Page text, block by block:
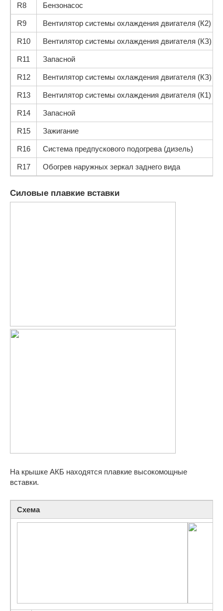
R8 Бензонасос
R9 Вентилятор системы охлаждения двигателя (К2)
R10 Вентилятор системы охлаждения двигателя (КЗ)
R11 Запасной
R12 Вентилятор системы охлаждения двигателя (КЗ)
R13 Вентилятор системы охлаждения двигателя (К1)
R14 Запасной
R15 Зажигание
R16 Система предпускового подогрева (дизель)
R17 Обогрев наружных зеркал заднего вида
Силовые плавкие вставки
На крышке АКБ находятся плавкие высокомощные
вставки.
Схема